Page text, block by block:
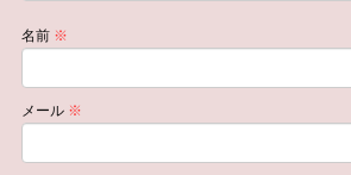
名前 ※
メール ※